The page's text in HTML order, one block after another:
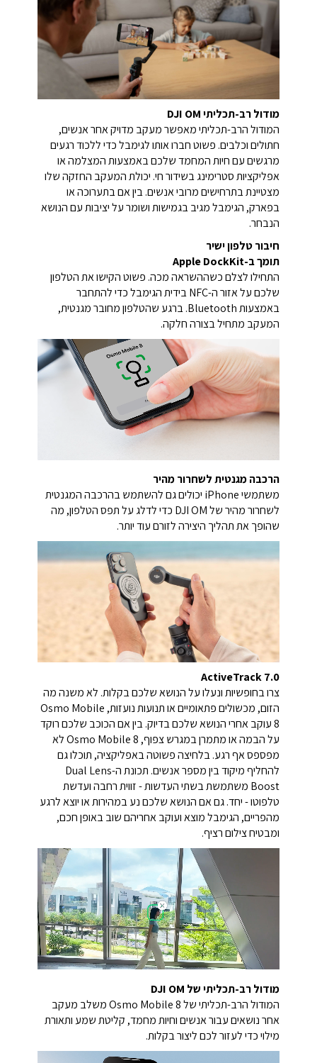
מודול רב-תכליתי DJI OM
המודול הרב-תכליתי מאפשר מעקב מדויק אחר אנשים,
חתולים וכלבים. פשוט חברו אותו לגימבל כדי ללכוד רגעים
מרגשים עם חיות המחמד שלכם באמצעות המצלמה או
אפליקציות סטרימינג בשידור חי. יכולת המעקב החזקה שלו
מצטיינת בתרחישים מרובי אנשים. בין אם בתערוכה או
בפארק, הגימבל מגיב בגמישות ושומר על יציבות עם הנושא
הנבחר.
חיבור טלפון ישיר
תומך ב-Apple DockKit
התחילו לצלם כשההשראה מכה. פשוט הקישו את הטלפון
שלכם על אזור ה-NFC בידית הגימבל כדי להתחבר
באמצעות Bluetooth. ברגע שהטלפון מחובר מגנטית,
המעקב מתחיל בצורה חלקה.
הרכבה מגנטית לשחרור מהיר
משתמשי iPhone יכולים גם להשתמש בהרכבה המגנטית
לשחרור מהיר של DJI OM כדי לדלג על תפס הטלפון, מה
שהופך את תהליך היצירה לזורם עוד יותר.
ActiveTrack 7.0
צרו בחופשיות ונעלו על הנושא שלכם בקלות. לא משנה מה
הזום, מכשולים פתאומיים או תנועות נועזות, Osmo Mobile
8 עוקב אחרי הנושא שלכם בדיוק. בין אם הכוכב שלכם רוקד
על הבמה או מתמרן במגרש צפוף, Osmo Mobile 8 לא
מפספס אף רגע. בלחיצה פשוטה באפליקציה, תוכלו גם
להחליף מיקוד בין מספר אנשים. תכונת ה-Dual Lens
Boost משתמשת בשתי העדשות - זווית רחבה ועדשת
טלפוטו - יחד. גם אם הנושא שלכם נע במהירות או יוצא לרגע
מהפריים, הגימבל מוצא ועוקב אחריהם שוב באופן חכם,
ומבטיח צילום רציף.
מודול רב-תכליתי של DJI OM
המודול הרב-תכליתי של Osmo Mobile 8 משלב מעקב
אחר נושאים עבור אנשים וחיות מחמד, קליטת שמע ותאורת
מילוי כדי לעזור לכם ליצור בקלות.